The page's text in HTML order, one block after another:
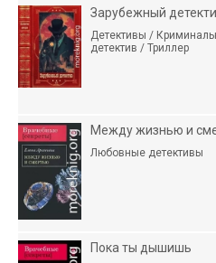
Зарубежный
Детективы /
детектив / Триллер
Между жизнью и
Любовные детективы
Пока ты дышишь